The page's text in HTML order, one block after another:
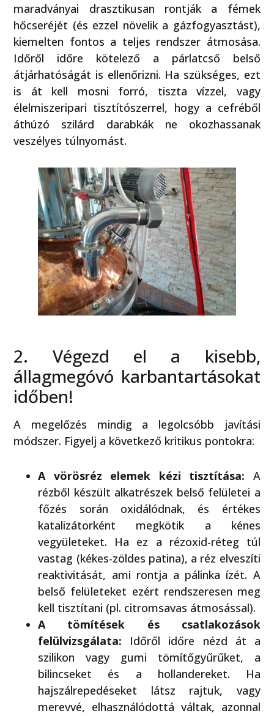
maradványai drasztikusan rontják a fémek
hőcseréjét (és ezzel növelik a gázfogyasztást),
kiemelten fontos a teljes rendszer átmosása.
Időről időre kötelező a párlatcső belső
átjárhatóságát is ellenőrizni. Ha szükséges, ezt
is át kell mosni forró, tiszta vízzel, vagy
élelmiszeripari tisztítószerrel, hogy a cefréből
áthúzó szilárd darabkák ne okozhassanak
veszélyes túlnyomást.
2. Végezd el a kisebb,
állagmegóvó karbantartásokat
időben!
A megelőzés mindig a legolcsóbb javítási
módszer. Figyelj a következő kritikus pontokra:
A vörösréz elemek kézi tisztítása: A
rézből készült alkatrészek belső felületei a
főzés során oxidálódnak, és értékes
katalizátorként megkötik a kénes
vegyületeket. Ha ez a rézoxid-réteg túl
vastag (kékes-zöldes patina), a réz elveszíti
reaktivitását, ami rontja a pálinka ízét. A
belső felületeket ezért rendszeresen meg
kell tisztítani (pl. citromsavas átmosással).
A tömítések és csatlakozások
felülvizsgálata: Időről időre nézd át a
szilikon vagy gumi tömítőgyűrűket, a
bilincseket és a hollandereket. Ha
hajszálrepedéseket látsz rajtuk, vagy
merevvé, elhasználódottá váltak, azonnal